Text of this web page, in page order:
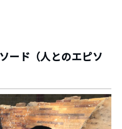
ード（人とのエピソ